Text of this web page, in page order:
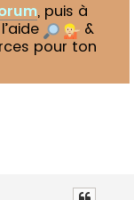
, puis à
&
pour ton